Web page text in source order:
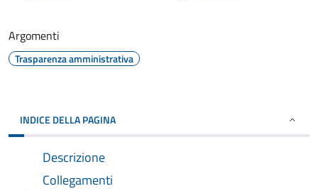
Argomenti
Trasparenza amministrativa
INDICE DELLA PAGINA
Descrizione
Collegamenti